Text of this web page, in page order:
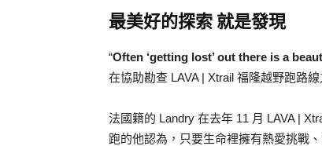
最美好的探索 就是發現
“Often ‘getting lost’ out there is a
在協助勘查 LAVA | Xtrail 福隆越野跑路
法國籍的 Landry 在去年 11 月 LAVA |
跑的他認為，只要生命裡擁有熱愛挑戰